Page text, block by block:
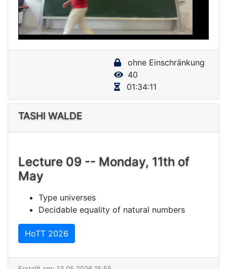
a
V
i
d
o
ohne Einschränkung
40
01:34:11
TASHI WALDE
Lecture 09 -- Monday, 11th of
May
Type universes
Decidable equality of natural numbers
HoTT 2026